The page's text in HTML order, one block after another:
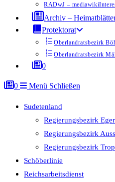
RADwJ – mediawiki
Archiv –
Protektorat
Oberlandratsbezirk
Oberlandratsbezirk
0
0 Menü Schließen
Sudetenland
Regierungsbezirk Eger
Regierungsbezirk
Regierungsbezirk
Schöberlinie
Reichsarbeitsdienst